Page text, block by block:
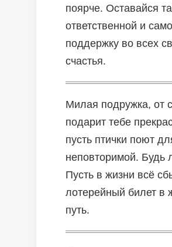
поярче. Оставайся
ответственной и
поддержку во всех
счастья.
Милая подружка, от
подарит тебе
пусть птички поют
неповторимой. Будь
Пусть в жизни всё
лотерейный билет в
путь.